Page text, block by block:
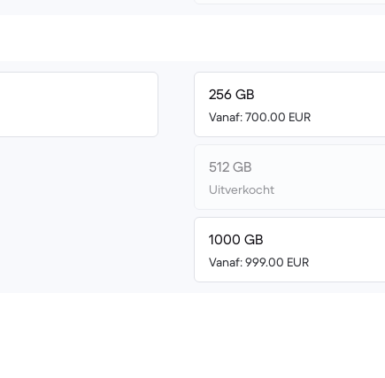
256 GB
Vanaf: 700.00 EUR
512 GB
Uitverkocht
1000 GB
Vanaf: 999.00 EUR